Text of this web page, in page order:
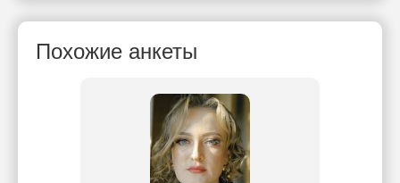
Похожие анкеты